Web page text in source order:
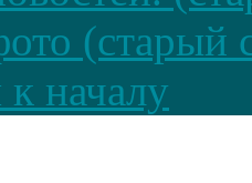
(старый
началу